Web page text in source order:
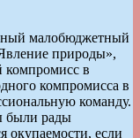
малобюджетный
природы»,
компромисс в
компромисса в
команду.
были рады
окупаемости, если